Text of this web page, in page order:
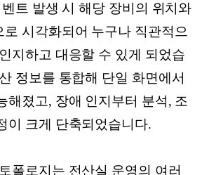
트 발생 시 해당 장비의 위치와
로 시각화되어 누구나 직관적으
지하고 대응할 수 있게 되었습
정보를 통합해 단일 화면에서
해졌고, 장애 인지부터 분석, 조
이 크게 단축되었습니다.
폴로지는 전산실 운영의 여러